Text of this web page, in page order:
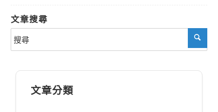
文章搜尋
文章分類